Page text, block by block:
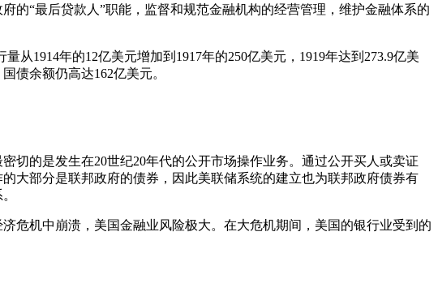
的“最后贷款人”职能，监督和规范金融机构的经营管理，维护金融体系的
从1914年的12亿美元增加到1917年的250亿美元，1919年达到273.9亿美
债余额仍高达162亿美元。
切的是发生在20世纪20年代的公开市场操作业务。通过公开买人或卖证
大部分是联邦政府的债券，因此美联储系统的建立也为联邦政府债券有
危机中崩溃，美国金融业风险极大。在大危机期间，美国的银行业受到的